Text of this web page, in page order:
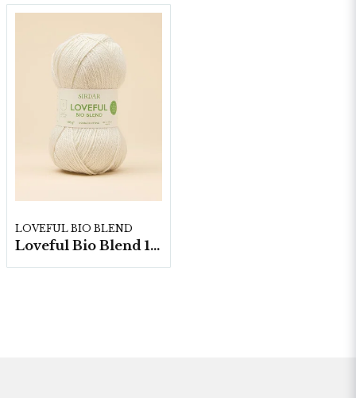
LOVEFUL BIO BLEND
Loveful Bio Blend 10nystan á 100g